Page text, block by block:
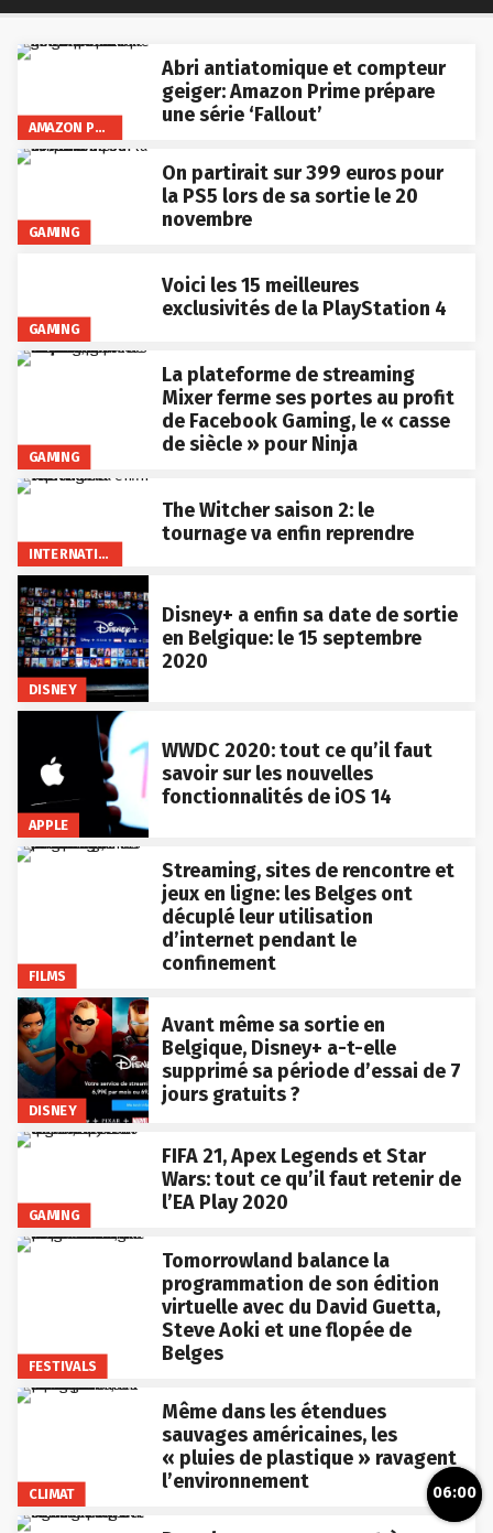
AMAZON PRIME VIDEO
Abri antiatomique et compteur
geiger: Amazon Prime prépare
une série ‘Fallout’
GAMING
On partirait sur 399 euros pour
la PS5 lors de sa sortie le 20
novembre
GAMING
Voici les 15 meilleures
exclusivités de la PlayStation 4
GAMING
La plateforme de streaming
Mixer ferme ses portes au profit
de Facebook Gaming, le « casse
de siècle » pour Ninja
INTERNATIONAL
The Witcher saison 2: le
tournage va enfin reprendre
DISNEY
Disney+ a enfin sa date de sortie
en Belgique: le 15 septembre
2020
APPLE
WWDC 2020: tout ce qu’il faut
savoir sur les nouvelles
fonctionnalités de iOS 14
FILMS
Streaming, sites de rencontre et
jeux en ligne: les Belges ont
décuplé leur utilisation
d’internet pendant le
confinement
DISNEY
Avant même sa sortie en
Belgique, Disney+ a-t-elle
supprimé sa période d’essai de 7
jours gratuits ?
GAMING
FIFA 21, Apex Legends et Star
Wars: tout ce qu’il faut retenir de
l’EA Play 2020
FESTIVALS
Tomorrowland balance la
programmation de son édition
virtuelle avec du David Guetta,
Steve Aoki et une flopée de
Belges
CLIMAT
Même dans les étendues
sauvages américaines, les
« pluies de plastique » ravagent
l’environnement
06:00